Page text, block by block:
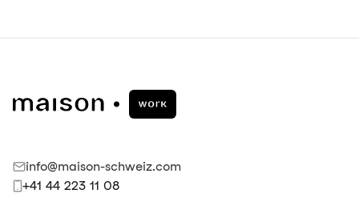
info@maison-schweiz.com
+41 44 223 11 08